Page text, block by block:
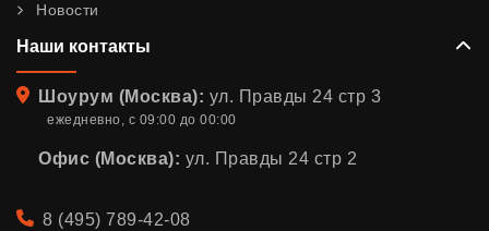
Новости
Наши контакты
Адрес
Шоурум (Москва): ул. Правды 24 стр 3
ежедневно, с 09:00 до 00:00
Офис (Москва): ул. Правды 24 стр 2
Телефон
8 (495) 789-42-08